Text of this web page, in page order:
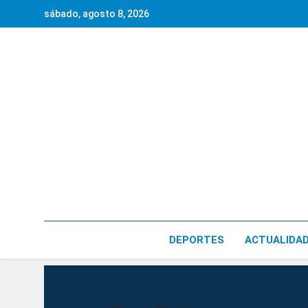
sábado, agosto 8, 2026
DEPORTES